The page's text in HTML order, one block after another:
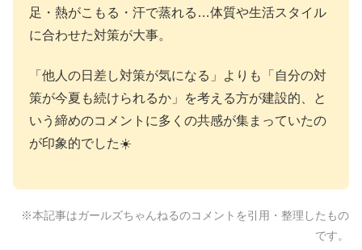
足・熱がこもる・汗で蒸れる…体質や生活スタイル
に合わせた対策が大事。
「他人の日差し対策が気になる」よりも「自分の対
策が今夏も続けられるか」を考える方が建設的、と
いう締めのコメントに多くの共感が集まっていたの
が印象的でした☀️
※本記事はガールズちゃんねるのコメントを引用・整理したもの
です。